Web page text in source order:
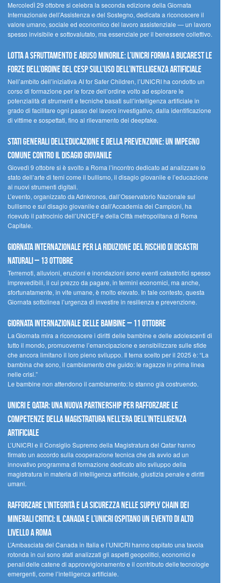
MercoledÌ 29 ottobre si celebra la seconda edizione della Giornata
Internazionale dell’Assistenza e del Sostegno, dedicata a riconoscere il
valore umano, sociale ed economico del lavoro assistenziale — un lavoro
spesso invisibile e sottovalutato, ma essenziale per il benessere collettivo.
Lotta a sfruttamento e abuso minorile: l’UNICRI forma a Bucarest le
forze dell’ordine del CESP sull’uso dell’Intelligenza Artificiale
Nell’ambito dell’iniziativa AI for Safer Children, l’UNICRI ha condotto un
corso di formazione per le forze dell’ordine volto ad esplorare le
potenzialità di strumenti e tecniche basati sull’intelligenza artificiale in
grado di facilitare ogni passo del lavoro investigativo, dalla identificazione
di vittime e sospettati, fino al rilevamento dei deepfake.
Stati Generali dell’Educazione e della Prevenzione: un impegno
comune contro il disagio giovanile
Giovedì 9 ottobre si è svolto a Roma l’incontro dedicato ad analizzare lo
stato dell’arte di temi come il bullismo, il disagio giovanile e l’educazione
ai nuovi strumenti digitali.
L’evento, organizzato da Adnkronos, dall’Osservatorio Nazionale sul
bullismo e sul disagio giovanile e dall’Accademia dei Campioni, ha
ricevuto il patrocinio dell’UNICEF e della Città metropolitana di Roma
Capitale.
Giornata internazionale per la riduzione del rischio di disastri
naturali – 13 ottobre
Terremoti, alluvioni, eruzioni e inondazioni sono eventi catastrofici spesso
imprevedibili, il cui prezzo da pagare, in termini economici, ma anche,
sfortunatamente, in vite umane, è molto elevato. In tale contesto, questa
Giornata sottolinea l’urgenza di investire in resilienza e prevenzione.
Giornata internazionale delle bambine – 11 ottobre
La Giornata mira a riconoscere i diritti delle bambine e delle adolescenti di
tutto il mondo, promuoverne l’emancipazione e sensibilizzare sulle sfide
che ancora limitano il loro pieno sviluppo. Il tema scelto per il 2025 è: “La
bambina che sono, il cambiamento che guido: le ragazze in prima linea
nelle crisi.”
Le bambine non attendono il cambiamento: lo stanno già costruendo.
UNICRI e Qatar: una nuova partnership per rafforzare le
competenze della magistratura nell’era dell’intelligenza
artificiale
L’UNICRI e il Consiglio Supremo della Magistratura del Qatar hanno
firmato un accordo sulla cooperazione tecnica che dà avvio ad un
innovativo programma di formazione dedicato allo sviluppo della
magistratura in materia di intelligenza artificiale, giustizia penale e diritti
umani.
Rafforzare l’integrità e la sicurezza nelle supply chain dei
minerali critici: il Canada e l’UNICRI ospitano un evento di alto
livello a Roma
L’Ambasciata del Canada in Italia e l’UNICRI hanno ospitato una tavola
rotonda in cui sono stati analizzati gli aspetti geopolitici, economici e
penali delle catene di approvvigionamento e il contributo delle tecnologie
emergenti, come l’intelligenza artificiale.